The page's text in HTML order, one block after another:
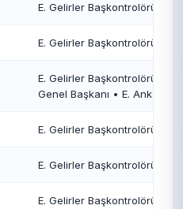
E. Gelirler Başkontrolörü
E. Gelirler Başkontrolörü
E. Gelirler Başkontrolörü •
Genel Başkanı • E. Ankara
E. Gelirler Başkontrolörü •
E. Gelirler Başkontrolörü • E.
E. Gelirler Başkontrolörü • E.